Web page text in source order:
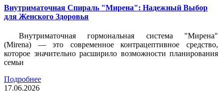
Внутриматочная Спираль "Мирена": Надежный Выбор
для Женского Здоровья
Внутриматочная гормональная система "Мирена"
(Mirena) — это современное контрацептивное средство,
которое значительно расширило возможности планирования
семьи
Подробнее
17.06.2026